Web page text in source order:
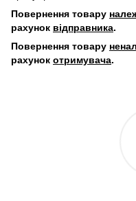
Повернення товару
рахунок відправника.
Повернення товару
рахунок отримувача.